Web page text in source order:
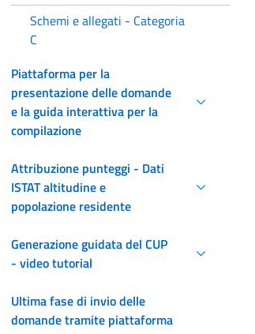
Schemi e allegati - Categoria
C
Piattaforma per la
presentazione delle domande
e la guida interattiva per la
compilazione
Attribuzione punteggi - Dati
ISTAT altitudine e
popolazione residente
Generazione guidata del CUP
- video tutorial
Ultima fase di invio delle
domande tramite piattaforma